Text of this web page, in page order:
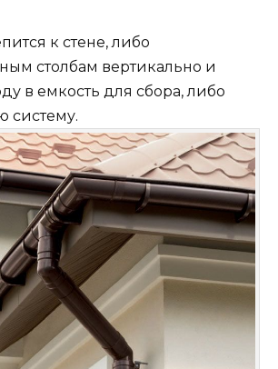
к стене, либо
столбам вертикально и
в емкость для сбора, либо
систему.